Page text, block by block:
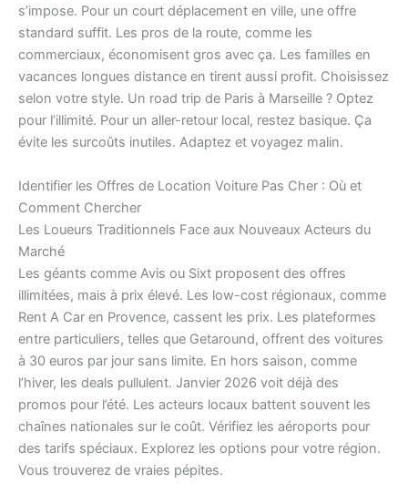
s’impose. Pour un court déplacement en ville, une offre
standard suffit. Les pros de la route, comme les
commerciaux, économisent gros avec ça. Les familles en
vacances longues distance en tirent aussi profit. Choisissez
selon votre style. Un road trip de Paris à Marseille ? Optez
pour l’illimité. Pour un aller-retour local, restez basique. Ça
évite les surcoûts inutiles. Adaptez et voyagez malin.
Identifier les Offres de Location Voiture Pas Cher : Où et
Comment Chercher
Les Loueurs Traditionnels Face aux Nouveaux Acteurs du
Marché
Les géants comme Avis ou Sixt proposent des offres
illimitées, mais à prix élevé. Les low-cost régionaux, comme
Rent A Car en Provence, cassent les prix. Les plateformes
entre particuliers, telles que Getaround, offrent des voitures
à 30 euros par jour sans limite. En hors saison, comme
l’hiver, les deals pullulent. Janvier 2026 voit déjà des
promos pour l’été. Les acteurs locaux battent souvent les
chaînes nationales sur le coût. Vérifiez les aéroports pour
des tarifs spéciaux. Explorez les options pour votre région.
Vous trouverez de vraies pépites.